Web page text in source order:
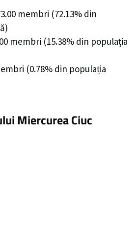
membri (72.13% din
membri (15.38% din populația
(0.78% din populația
Miercurea Ciuc